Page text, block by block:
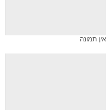
אין תמונה